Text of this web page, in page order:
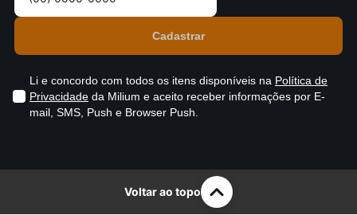
Li e concordo com todos os itens disponíveis na Política de
Privacidade da Milium e aceito receber informações por E-
mail, SMS, Push e Browser Push.
Voltar ao topo